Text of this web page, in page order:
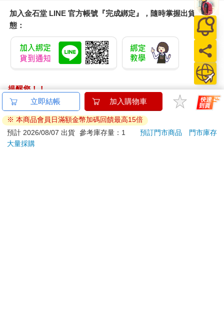
加入金石堂 LINE 官方帳號『完成綁定』，隨時掌握出貨動
態：
提醒您！！
金石堂及銀行均不會請您操作ATM! 如接獲電話要求您前往
ATM提款機，請不要聽從指示，以免受騙上當！
退換貨須知：
**提醒您，鑑賞期不等於試用期，退回商品須為全新狀態**
立即結帳 加入購物車
※ 本商品會員日滿額金幣加碼回饋最高15倍
預計 2026/08/07 出貨 參考庫存量：1 預訂門市商品
門市庫存
大量採購